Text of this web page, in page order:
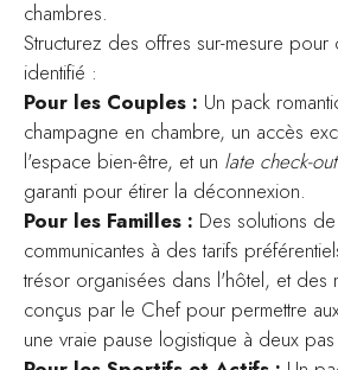
chambres.
Structurez des offres sur-mesure
identifié :
Pour les Couples : Un pack
champagne en chambre, un accès
l'espace bien-être, et un late check-out
garanti pour étirer la déconnexion.
Pour les Familles : Des solutions
communicantes à des tarifs
trésor organisées dans l'hôtel, et des
conçus par le Chef pour permettre
une vraie pause logistique à deux